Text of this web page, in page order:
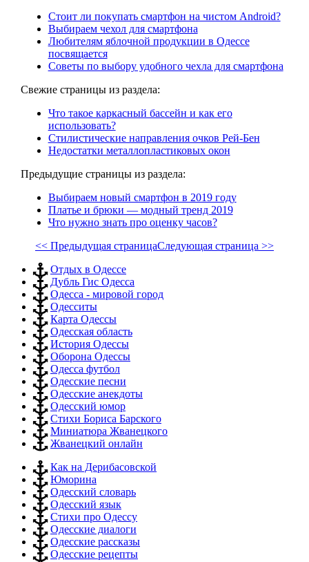
Стоит ли покупать смартфон на чистом Android?
Выбираем чехол для смартфона
Любителям яблочной продукции в Одессе
посвящается
Советы по выбору удобного чехла для смартфона
Свежие страницы из раздела:
Что такое каркасный бассейн и как его
использовать?
Стилистические направления очков Рей-Бен
Недостатки металлопластиковых окон
Предыдущие страницы из раздела:
Выбираем новый смартфон в 2019 году
Платье и брюки — модный тренд 2019
Что нужно знать про оценку часов?
<< Предыдущая страницаСледующая страница >>
Отдых в Одессе
Дубль Гис Одесса
Одесса - мировой город
Одесситы
Карта Одессы
Одесская область
История Одессы
Оборона Одессы
Одесса футбол
Одесские песни
Одесские анекдоты
Одесский юмор
Стихи Бориса Барского
Миниатюра Жванецкого
Жванецкий онлайн
Как на Дерибасовской
Юморина
Одесский словарь
Одесский язык
Стихи про Одессу
Одесские диалоги
Одесские рассказы
Одесские рецепты